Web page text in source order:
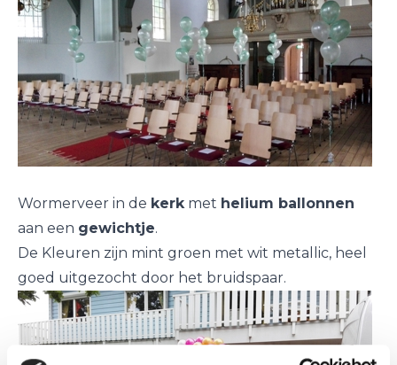
Wormerveer in de kerkmet helium ballonnen
aan een gewichtje.
De Kleuren zijn mint groen met wit metallic, heel
goed uitgezocht door het bruidspaar.